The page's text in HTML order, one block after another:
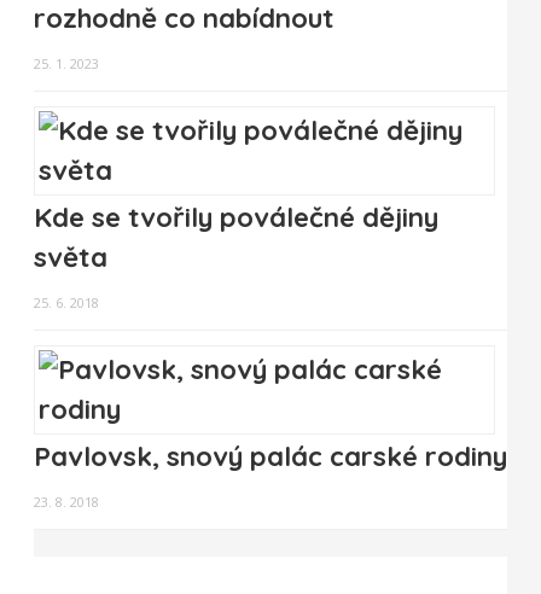
rozhodně co nabídnout
25. 1. 2023
Kde se tvořily poválečné dějiny
světa
25. 6. 2018
Pavlovsk, snový palác carské rodiny
23. 8. 2018